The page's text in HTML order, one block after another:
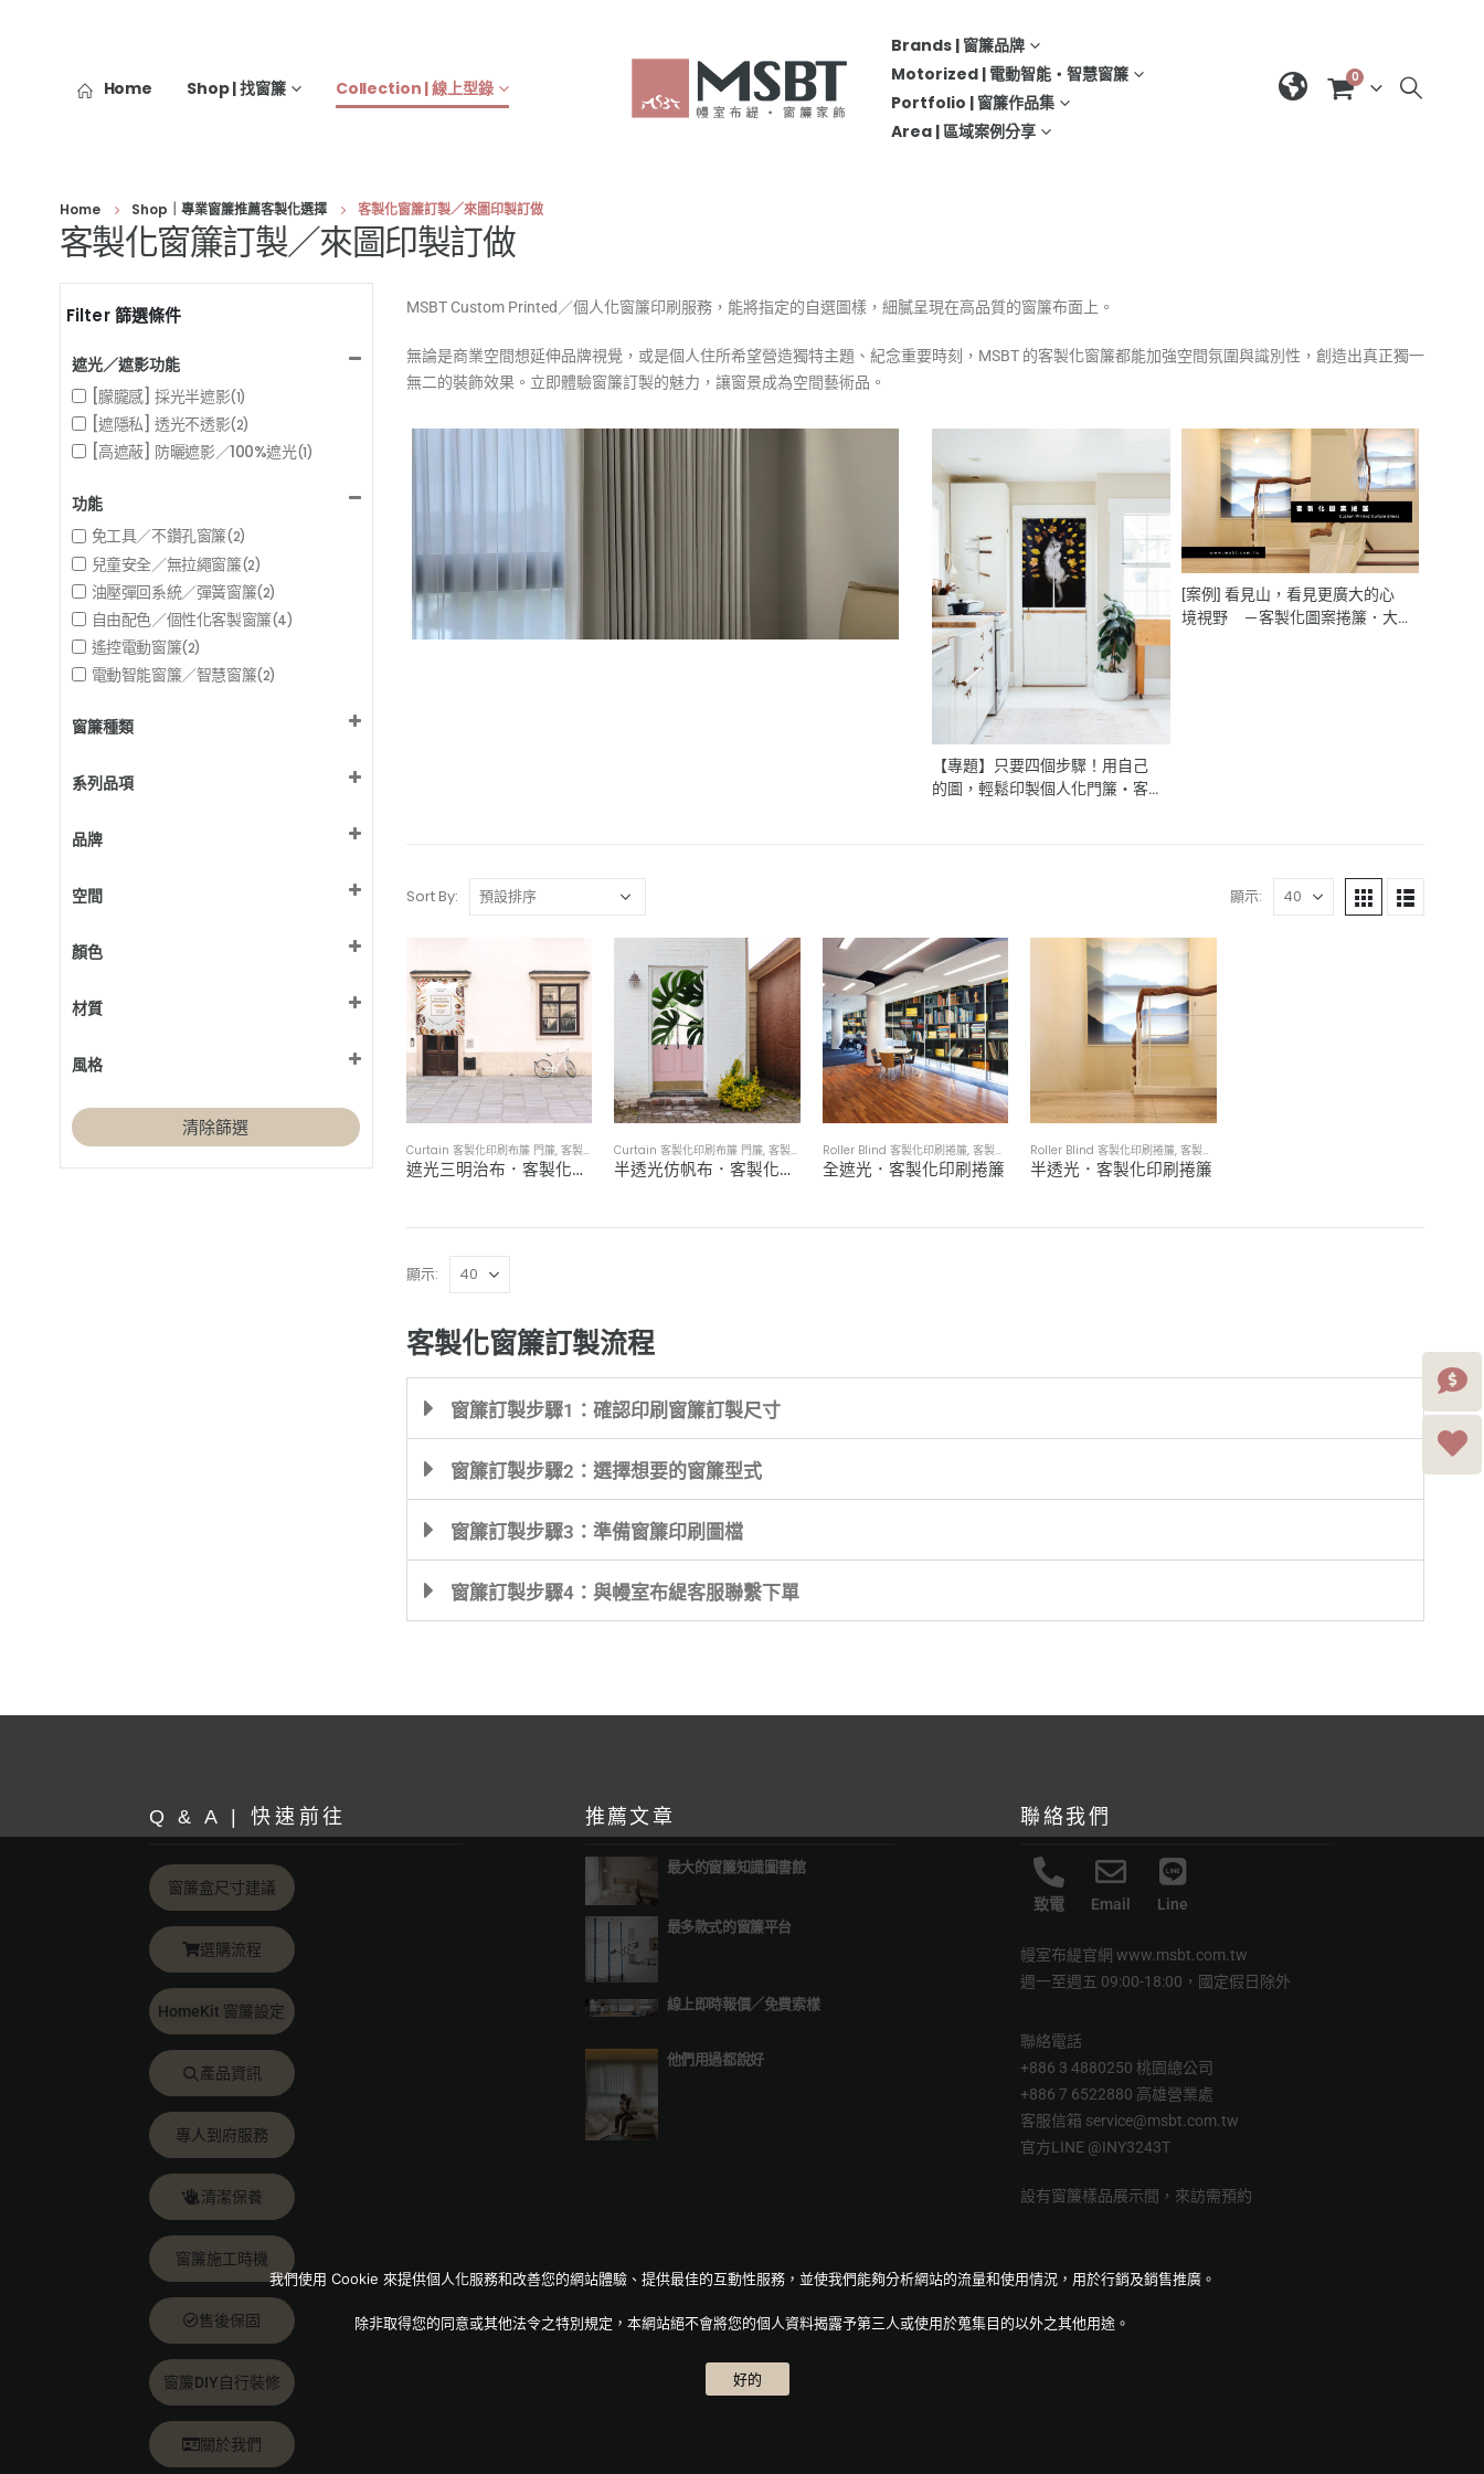
Home Shop | 找窗簾 Collection | 線上型錄
Brands | 窗簾品牌
Motorized | 電動智能‧智慧窗簾
Portfolio | 窗簾作品集
Area | 區域案例分享
0
Home Shop｜專業窗簾推薦客製化選擇 客製化窗簾訂製／來圖印製訂做
客製化窗簾訂製／來圖印製訂做
MSBT Custom Printed／個人化窗簾印刷服務，能將指定的自選圖樣，細膩呈現在高品質的窗簾布面上。
無論是商業空間想延伸品牌視覺，或是個人住所希望營造獨特主題、紀念重要時刻，MSBT 的客製化窗簾都能加強空間氛圍與識別性，創造出真正獨一
無二的裝飾效果。立即體驗窗簾訂製的魅力，讓窗景成為空間藝術品。
【專題】只要四個步驟！用自己
的圖，輕鬆印製個人化門簾・客
[案例] 看見山，看見更廣大的心
境視野 －客製化圖案捲簾．大
Sort By: 顯示:
Curtain 客製化印刷布簾 門簾, 客製化窗簾訂製／來圖印製訂做
遮光三明治布．客製化印刷窗簾
Curtain 客製化印刷布簾 門簾,客製化窗簾訂製／來圖印製訂做
半透光仿帆布．客製化印刷窗簾
Roller Blind 客製化印刷捲簾, 客製化窗簾訂製／來圖印製訂做
全遮光．客製化印刷捲簾
Roller Blind 客製化印刷捲簾,客製化窗簾訂製／來圖印製訂做
半透光．客製化印刷捲簾
顯示:
客製化窗簾訂製流程
窗簾訂製步驟1：確認印刷窗簾訂製尺寸
窗簾訂製步驟2：選擇想要的窗簾型式
窗簾訂製步驟3：準備窗簾印刷圖檔
窗簾訂製步驟4：與幔室布緹客服聯繫下單
Filter 篩選條件
遮光／遮影功能
[朦朧感] 採光半遮影(1)
[遮隱私] 透光不透影(2)
[高遮蔽] 防曬遮影／100%遮光(1)
功能
免工具／不鑽孔窗簾(2)
兒童安全／無拉繩窗簾(2)
油壓彈回系統／彈簧窗簾(2)
自由配色／個性化客製窗簾(4)
遙控電動窗簾(2)
電動智能窗簾／智慧窗簾(2)
窗簾種類
布簾／紗簾／窗簾布
系列品項
Curtain 客製化印刷布簾 門簾
品牌
空間
和室 / 臥榻
廚房
書房 / 辦公室
視聽室 / 家庭劇院(1)
顏色
材質
風格
日式無印風
清除篩選
Q & A | 快速前往
窗簾盒尺寸建議
選購流程
HomeKit 窗簾設定
產品資訊
專人到府服務
清潔保養
窗簾施工時機
售後保固
窗簾DIY自行裝修
關於我們
推薦文章
最大的窗簾知識圖書館
最多款式的窗簾平台
線上即時報價／免費索樣
他們用過都說好
聯絡我們
致電 Email Line
幔室布緹官網www.msbt.com.tw
週一至週五 09:00-18:00，國定假日除外
聯絡電話
+886 3 4880250 桃園總公司
+886 7 6522880 高雄營業處
客服信箱 service@msbt.com.tw
官方LINE @INY3243T
設有窗簾樣品展示間，來訪需預約
我們使用 Cookie 來提供個人化服務和改善您的網站體驗、提供最佳的互動性服務，並使我們能夠分析網站的流量和使用情況，用於行銷及銷售推廣。
除非取得您的同意或其他法令之特別規定，本網站絕不會將您的個人資料揭露予第三人或使用於蒐集目的以外之其他用途。
好的